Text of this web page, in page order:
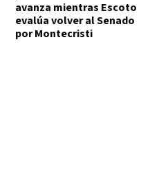
avanza mientras Escoto
evalúa volver al Senado
por Montecristi